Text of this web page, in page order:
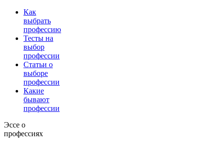
Как
выбрать
профессию
Тесты на
выбор
профессии
Статьи о
выборе
профессии
Какие
бывают
профессии
Эссе о
профессиях